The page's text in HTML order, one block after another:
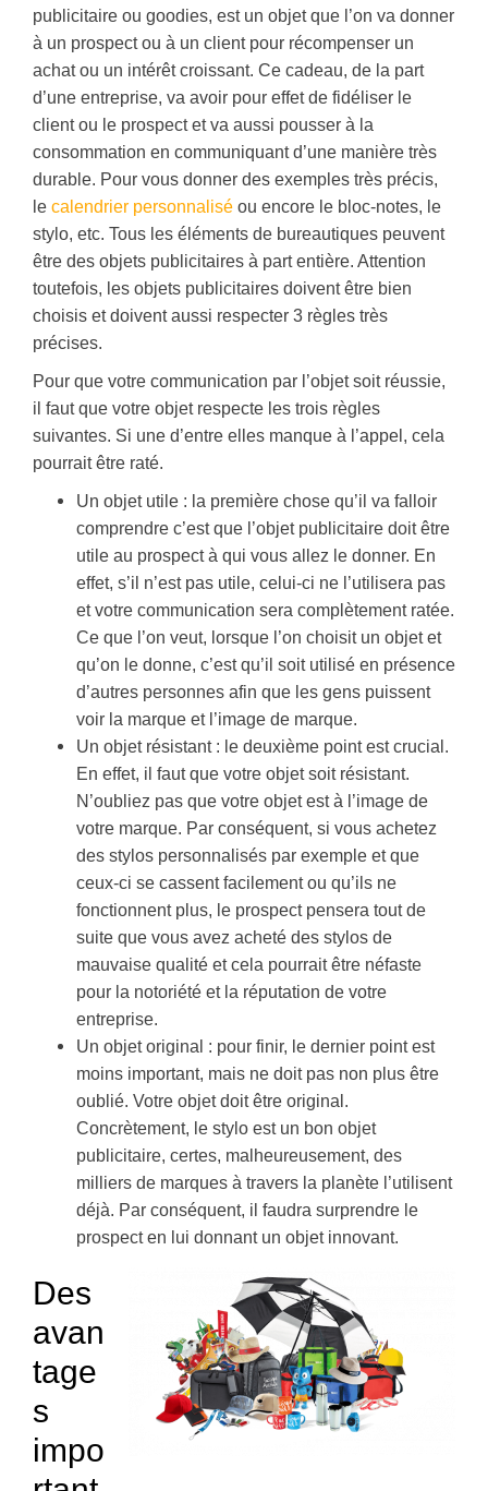
publicitaire ou goodies, est un objet que l’on va donner
à un prospect ou à un client pour récompenser un
achat ou un intérêt croissant. Ce cadeau, de la part
d’une entreprise, va avoir pour effet de fidéliser le
client ou le prospect et va aussi pousser à la
consommation en communiquant d’une manière très
durable. Pour vous donner des exemples très précis,
le calendrier personnalisé ou encore le bloc-notes, le
stylo, etc. Tous les éléments de bureautiques peuvent
être des objets publicitaires à part entière. Attention
toutefois, les objets publicitaires doivent être bien
choisis et doivent aussi respecter 3 règles très
précises.
Pour que votre communication par l’objet soit réussie,
il faut que votre objet respecte les trois règles
suivantes. Si une d’entre elles manque à l’appel, cela
pourrait être raté.
Un objet utile : la première chose qu’il va falloir
comprendre c’est que l’objet publicitaire doit être
utile au prospect à qui vous allez le donner. En
effet, s’il n’est pas utile, celui-ci ne l’utilisera pas
et votre communication sera complètement ratée.
Ce que l’on veut, lorsque l’on choisit un objet et
qu’on le donne, c’est qu’il soit utilisé en présence
d’autres personnes afin que les gens puissent
voir la marque et l’image de marque.
Un objet résistant : le deuxième point est crucial.
En effet, il faut que votre objet soit résistant.
N’oubliez pas que votre objet est à l’image de
votre marque. Par conséquent, si vous achetez
des stylos personnalisés par exemple et que
ceux-ci se cassent facilement ou qu’ils ne
fonctionnent plus, le prospect pensera tout de
suite que vous avez acheté des stylos de
mauvaise qualité et cela pourrait être néfaste
pour la notoriété et la réputation de votre
entreprise.
Un objet original : pour finir, le dernier point est
moins important, mais ne doit pas non plus être
oublié. Votre objet doit être original.
Concrètement, le stylo est un bon objet
publicitaire, certes, malheureusement, des
milliers de marques à travers la planète l’utilisent
déjà. Par conséquent, il faudra surprendre le
prospect en lui donnant un objet innovant.
Des
avan
tage
s
impo